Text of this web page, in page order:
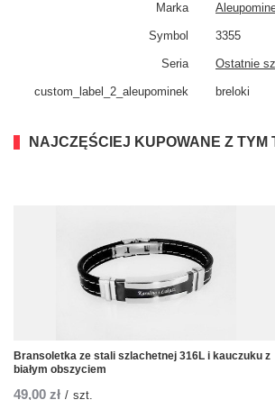
Marka
Symbol 3355
Seria Ostatnie
custom_​label_​2_aleupominek breloki
NAJCZĘŚCIEJ KUPOWANE Z TYM
Bransoletka ze stali szlachetnej 316L i kauczuku z
białym obszyciem
49,00 zł / szt.